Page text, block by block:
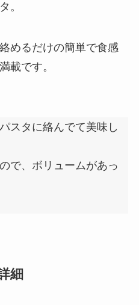
。
めるだけの簡単で食感
載です。
スタに絡んでて美味し
で、ボリュームがあっ
細